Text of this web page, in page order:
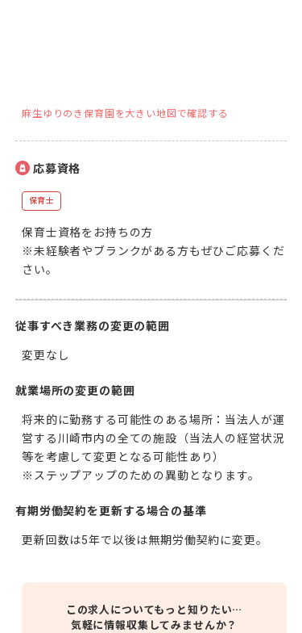
麻生ゆりのき保育園を大きい地図で確認する
応募資格
保育士
保育士資格をお持ちの方
※未経験者やブランクがある方もぜひご応募くだ
さい。
従事すべき業務の変更の範囲
変更なし
就業場所の変更の範囲
将来的に勤務する可能性のある場所：当法人が運
営する川崎市内の全ての施設（当法人の経営状況
等を考慮して変更となる可能性あり）
※ステップアップのための異動となります。
有期労働契約を更新する場合の基準
更新回数は5年で以後は無期労働契約に変更。
この求人についてもっと知りたい…
気軽に情報収集してみませんか？